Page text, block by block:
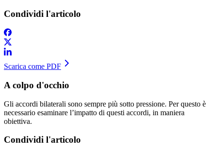
Condividi l'articolo
Scarica come PDF
A colpo d'occhio
​Gli accordi bilaterali sono sempre più sotto pressione. Per questo è
necessario esaminare l’impatto di questi accordi, in maniera
obiettiva.
Condividi l'articolo